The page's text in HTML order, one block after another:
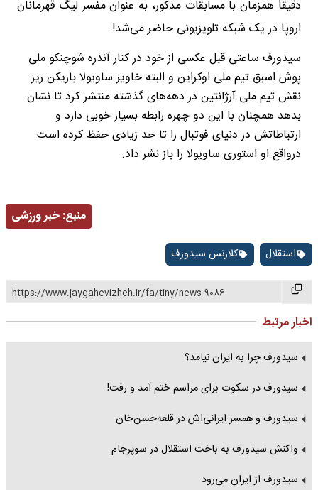
دقیقاً همزمان با مسابقات مذکور، به عنوان مفسر لیگ قهرمانان
اروپا در یک شبکه تلویزیونی حاضر می‌شد!
سیدورف ساعتی قبل عکسی از خود در کنار آندره شوچنکو ملی
پوش اسبق تیم ملی اوکراین و البته خاویر ساویولا بازیکن ریز
نقش تیم ملی آرژانتین در دهه‌های گذشته منتشر کرد تا نشان
بدهد همچنان با این دو چهره رابطه بسیار خوبی دارد و
ارتباطاتش در دنیای فوتبال را تا حد زیادی حفظ کرده است.
درواقع او استوری ساویولا را باز نشر داد.
منبع:خبر ورزشی
استقلال کلارنس سیدورف
https://www.jaygahevizheh.ir/fa/tiny/news-9086
اخبار مرتبط
سیدورف چرا به ایران نیامد؟
سیدورف در سکوت برای مراسم ختم آمد و رفت!
سیدورف و همسر ایرانی‌اش در قلعه‌حسن‌خان
واکنش سیدورف به باخت استقلال در سوپرجام
سیدورف از ایران می‌رود